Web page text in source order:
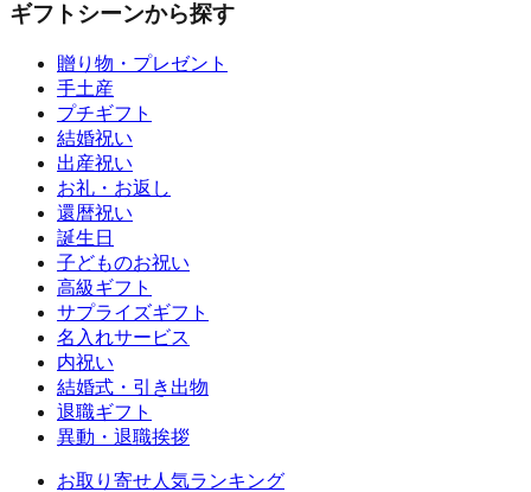
ギフトシーンから探す
贈り物・プレゼント
手土産
プチギフト
結婚祝い
出産祝い
お礼・お返し
還暦祝い
誕生日
子どものお祝い
高級ギフト
サプライズギフト
名入れサービス
内祝い
結婚式・引き出物
退職ギフト
異動・退職挨拶
お取り寄せ人気ランキング